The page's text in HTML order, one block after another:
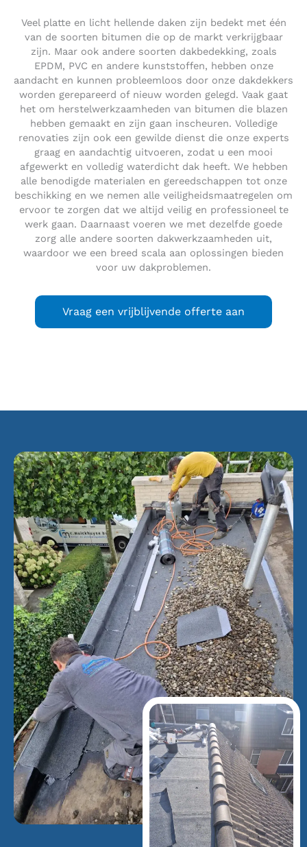
Veel platte en licht hellende daken zijn bedekt met één
van de soorten bitumen die op de markt verkrijgbaar
zijn. Maar ook andere soorten dakbedekking, zoals
EPDM, PVC en andere kunststoffen, hebben onze
aandacht en kunnen probleemloos door onze dakdekkers
worden gerepareerd of nieuw worden gelegd. Vaak gaat
het om herstelwerkzaamheden van bitumen die blazen
hebben gemaakt en zijn gaan inscheuren. Volledige
renovaties zijn ook een gewilde dienst die onze experts
graag en aandachtig uitvoeren, zodat u een mooi
afgewerkt en volledig waterdicht dak heeft. We hebben
alle benodigde materialen en gereedschappen tot onze
beschikking en we nemen alle veiligheidsmaatregelen om
ervoor te zorgen dat we altijd veilig en professioneel te
werk gaan. Daarnaast voeren we met dezelfde goede
zorg alle andere soorten dakwerkzaamheden uit,
waardoor we een breed scala aan oplossingen bieden
voor uw dakproblemen.
Vraag een vrijblijvende offerte aan